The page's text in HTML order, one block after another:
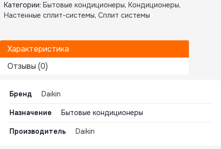
Категории: Бытовые кондиционеры, Кондиционеры,
Настенные сплит-системы, Сплит системы
Характеристика
Отзывы (0)
Бренд Daikin
Назначение Бытовые кондиционеры
Производитель Daikin